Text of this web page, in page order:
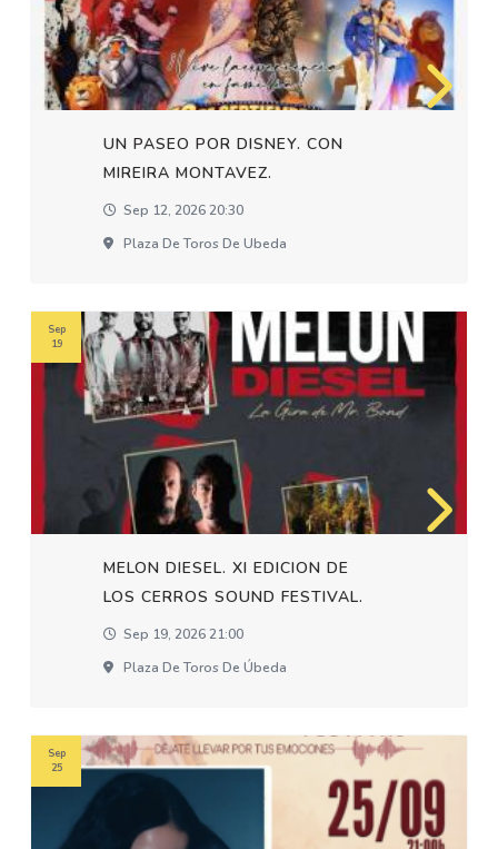
UN PASEO POR DISNEY. CON
MIREIRA MONTAVEZ.
Sep 12, 2026 20:30
Plaza De Toros De Ubeda
MELON DIESEL. XI EDICION DE
LOS CERROS SOUND FESTIVAL.
Sep 19, 2026 21:00
Plaza De Toros De Úbeda
Sep
19
Sep
25